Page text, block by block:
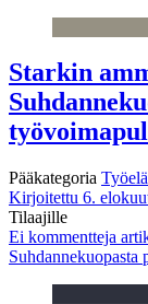
Starkin
Pääkategoria
Kirjoitettu 6.
Tilaajille
Ei kommentteja
Suhdannekuopasta